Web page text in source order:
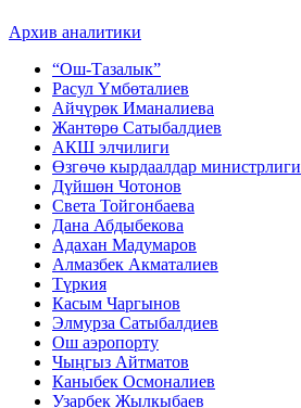
Архив аналитики
“Ош-Тазалык”
Расул Үмбөталиев
Айчүрөк Иманалиева
Жантөрө Сатыбалдиев
АКШ элчилиги
Өзгөчө кырдаалдар министрлиги
Дүйшөн Чотонов
Света Тойгонбаева
Дана Абдыбекова
Адахан Мадумаров
Алмазбек Акматалиев
Түркия
Касым Чаргынов
Элмурза Сатыбалдиев
Ош аэропорту
Чыңгыз Айтматов
Каныбек Осмоналиев
Узарбек Жылкыбаев